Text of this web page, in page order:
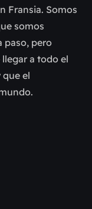
Fransia. Somos
somos
paso, pero
a todo el
el